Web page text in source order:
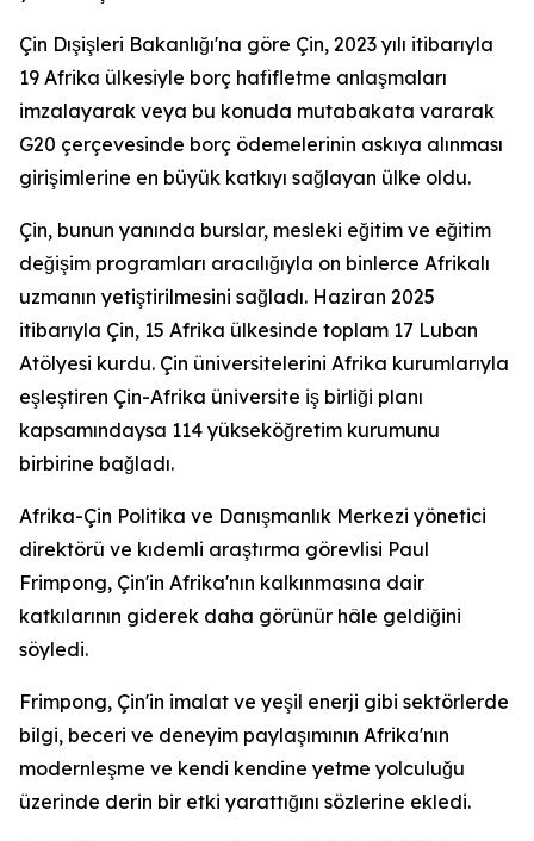
Çin Dışişleri Bakanlığı'na göre Çin, 2023 yılı itibarıyla
19 Afrika ülkesiyle borç hafifletme anlaşmaları
imzalayarak veya bu konuda mutabakata vararak
G20 çerçevesinde borç ödemelerinin askıya alınması
girişimlerine en büyük katkıyı sağlayan ülke oldu.
Çin, bunun yanında burslar, mesleki eğitim ve eğitim
değişim programları aracılığıyla on binlerce Afrikalı
uzmanın yetiştirilmesini sağladı. Haziran 2025
itibarıyla Çin, 15 Afrika ülkesinde toplam 17 Luban
Atölyesi kurdu. Çin üniversitelerini Afrika kurumlarıyla
eşleştiren Çin-Afrika üniversite iş birliği planı
kapsamındaysa 114 yükseköğretim kurumunu
birbirine bağladı.
Afrika-Çin Politika ve Danışmanlık Merkezi yönetici
direktörü ve kıdemli araştırma görevlisi Paul
Frimpong, Çin'in Afrika'nın kalkınmasına dair
katkılarının giderek daha görünür hâle geldiğini
söyledi.
Frimpong, Çin'in imalat ve yeşil enerji gibi sektörlerde
bilgi, beceri ve deneyim paylaşımının Afrika'nın
modernleşme ve kendi kendine yetme yolculuğu
üzerinde derin bir etki yarattığını sözlerine ekledi.